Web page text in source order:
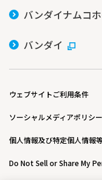
バンダイナムコ
バンダイ
ウェブサイトご利用条件
ソーシャルメディアポリシー
個人情報及び特定個人情報
Do Not Sell or Share My